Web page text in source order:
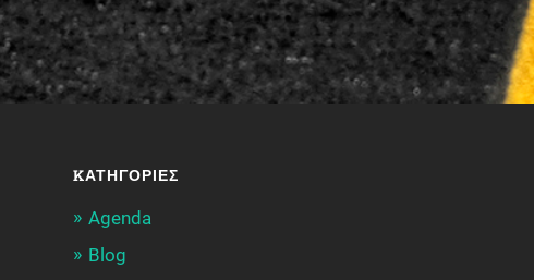
KΑΤΗΓΟΡΊΕΣ
Agenda
Blog